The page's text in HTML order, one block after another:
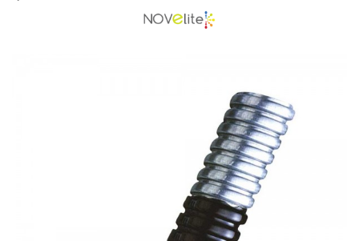
Cabluri semnalizare si control